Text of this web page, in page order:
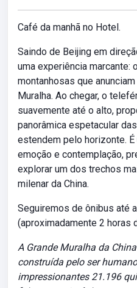
Café da manhã no Hotel.
Saindo de Beijing em
uma experiência marcante:
montanhosas que
Muralha. Ao chegar, o
suavemente até o alto,
panorâmica espetacular
estendem pelo horizonte.
emoção e contemplação,
explorar um dos trechos
milenar da China.
Seguiremos de ônibus até
(aproximadamente 2 horas
A Grande Muralha da
construída pelo ser
impressionantes 21.196